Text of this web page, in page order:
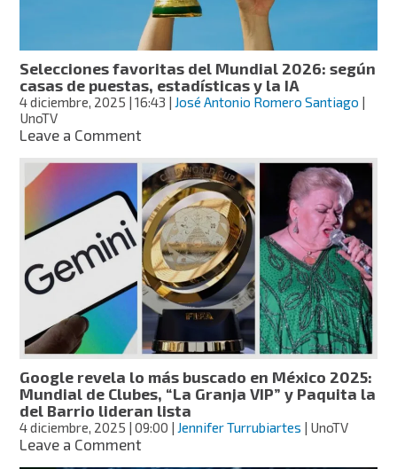
Selecciones favoritas del Mundial 2026: según
casas de puestas, estadísticas y la IA
4 diciembre, 2025 | 16:43 José Antonio Romero Santiago
UnoTV
Leave a Commenton
favoritas
del
Mundial
2026:
según
casas
de
puestas,
estadísticas
la
IA
Google revela lo más buscado en México 2025:
Mundial de Clubes, “La Granja VIP” y Paquita la
del Barrio lideran lista
4 diciembre, 2025 | 09:00 | Jennifer Turrubiartes | UnoTV
Leave a Commenton